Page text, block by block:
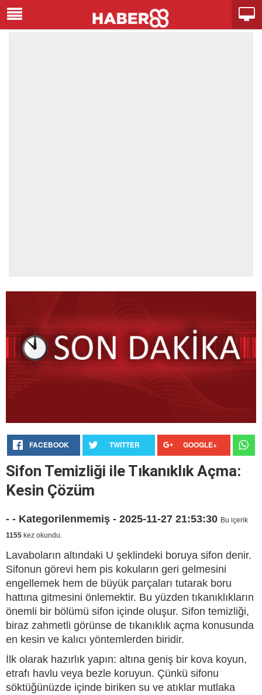
FACEBOOK TWITTER GOOGLE+
Sifon Temizliği ile Tıkanıklık Açma:
Kesin Çözüm
- - Kategorilenmemiş - 2025-11-27 21:53:30 Bu içerik
1155 kez okundu.
Lavaboların altındaki U şeklindeki boruya sifon denir.
Sifonun görevi hem pis kokuların geri gelmesini
engellemek hem de büyük parçaları tutarak boru
hattına gitmesini önlemektir. Bu yüzden tıkanıklıkların
önemli bir bölümü sifon içinde oluşur. Sifon temizliği,
biraz zahmetli görünse de tıkanıklık açma konusunda
en kesin ve kalıcı yöntemlerden biridir.
İlk olarak hazırlık yapın: altına geniş bir kova koyun,
etrafı havlu veya bezle koruyun. Çünkü sifonu
söktüğünüzde içinde biriken su ve atıklar mutlaka